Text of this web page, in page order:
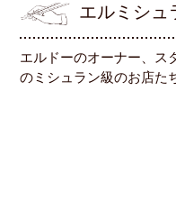
エルミシュ
エルドーのオーナー、ス
のミシュラン級のお店た